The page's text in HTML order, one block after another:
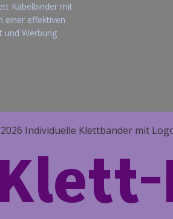
Kabelbinder mit
einer effektiven
und Werbung
Individuelle Klettbänder mit